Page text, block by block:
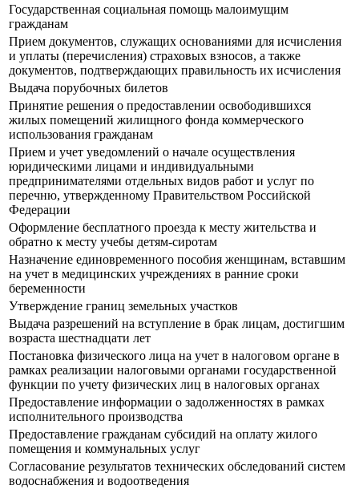
Государственная социальная помощь малоимущим
гражданам
Прием документов, служащих основаниями для исчисления
и уплаты (перечисления) страховых взносов, а также
документов, подтверждающих правильность их исчисления
Выдача порубочных билетов
Принятие решения о предоставлении освободившихся
жилых помещений жилищного фонда коммерческого
использования гражданам
Прием и учет уведомлений о начале осуществления
юридическими лицами и индивидуальными
предпринимателями отдельных видов работ и услуг по
перечню, утвержденному Правительством Российской
Федерации
Оформление бесплатного проезда к месту жительства и
обратно к месту учебы детям-сиротам
Назначение единовременного пособия женщинам, вставшим
на учет в медицинских учреждениях в ранние сроки
беременности
Утверждение границ земельных участков
Выдача разрешений на вступление в брак лицам, достигшим
возраста шестнадцати лет
Постановка физического лица на учет в налоговом органе в
рамках реализации налоговыми органами государственной
функции по учету физических лиц в налоговых органах
Предоставление информации о задолженностях в рамках
исполнительного производства
Предоставление гражданам субсидий на оплату жилого
помещения и коммунальных услуг
Согласование результатов технических обследований систем
водоснабжения и водоотведения